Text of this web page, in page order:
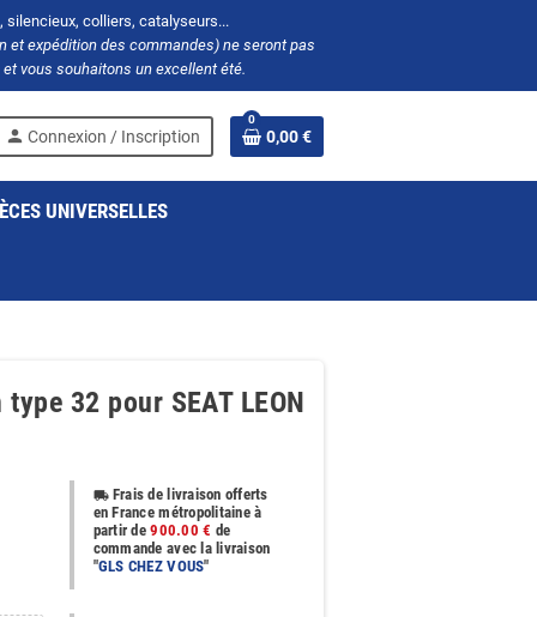
silencieux, colliers, catalyseurs...
et expédition des commandes) ne seront pas
vous souhaitons un excellent été.
person Connexion / Inscription
0
0,00 €
UNIVERSELLES
32 pour SEAT LEON
local_shippingFrais de livraison offerts
en France métropolitaine à
partir de900.00 € de
commande avec la livraison
"GLS CHEZ VOUS"